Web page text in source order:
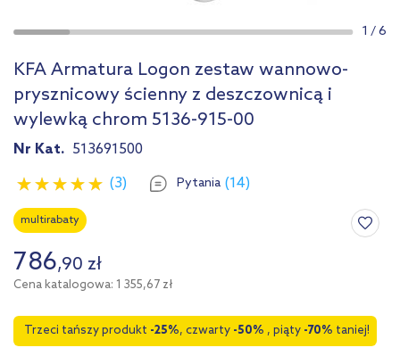
1 /6
KFA Armatura Logon zestaw wannowo-
prysznicowy ścienny z deszczownicą i
wylewką chrom 5136-915-00
Nr Kat. 513691500
(3)
Pytania (14)
multirabaty
786,90 zł
Cena katalogowa: 1 355,67 zł
Trzeci tańszy produkt -25%, czwarty -50% , piąty -70% taniej!